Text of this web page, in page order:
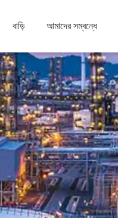
বাড়ি আমাদের সম্বন্ধে